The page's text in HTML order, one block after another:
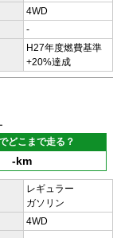
4WD
-
H27年度燃費基準
+20%達成
どこまで走る？
-km
レギュラー
ガソリン
4WD